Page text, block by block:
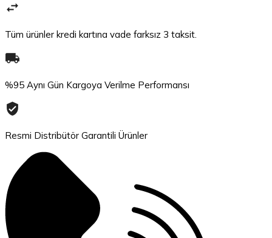
Tüm ürünler kredi kartına vade farksız 3 taksit.
%95 Aynı Gün Kargoya Verilme Performansı
Resmi Distribütör Garantili Ürünler